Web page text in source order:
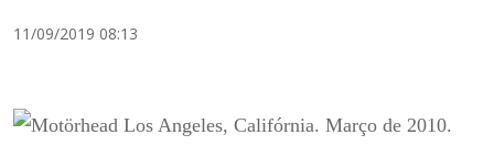
11/09/2019 08:13